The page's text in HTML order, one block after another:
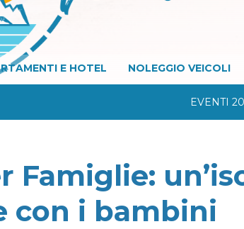
E HOTEL NOLEGGIO VEICOLI
EVENTI
Famiglie:
con i bambini